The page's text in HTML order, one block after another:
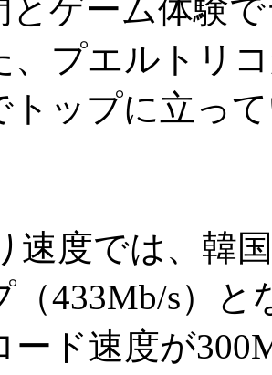
とゲーム体験
、プエルトリ
トップに立っ
速度では、韓
（433Mb/s）
ード速度が